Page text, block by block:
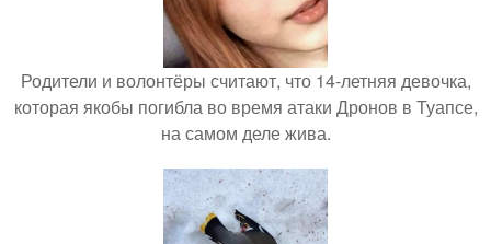
Родители и волонтёры считают, что 14-летняя девочка,
которая якобы погибла во время атаки Дронов в Туапсе,
на самом деле жива.